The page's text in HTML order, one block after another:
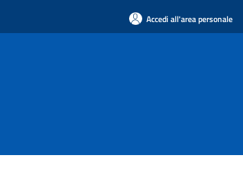
Accedi all'area personale